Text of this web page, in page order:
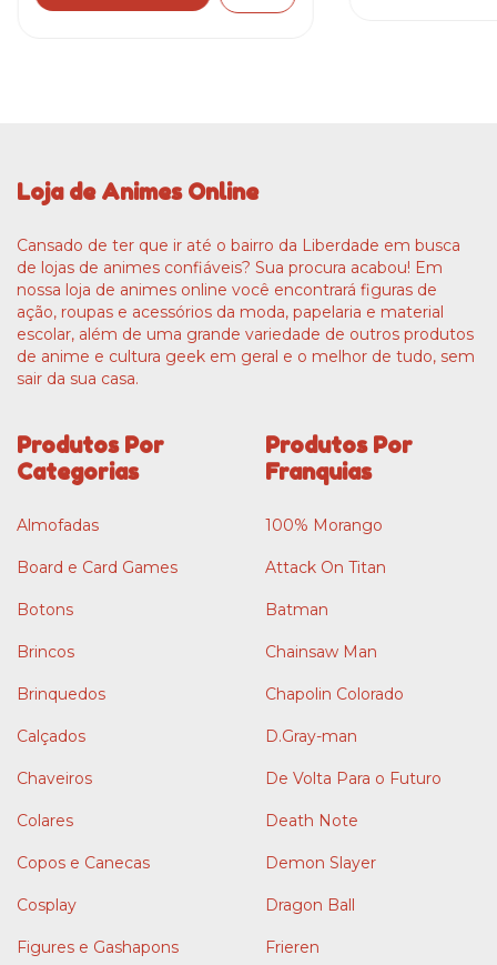
Loja de Animes Online
Cansado de ter que ir até o bairro da Liberdade em busca
de lojas de animes confiáveis? Sua procura acabou! Em
nossa loja de animes online você encontrará figuras de
ação, roupas e acessórios da moda, papelaria e material
escolar, além de uma grande variedade de outros produtos
de anime e cultura geek em geral e o melhor de tudo, sem
sair da sua casa.
Produtos Por
Categorias
Almofadas
Board e Card Games
Botons
Brincos
Brinquedos
Calçados
Chaveiros
Colares
Copos e Canecas
Cosplay
Figures e Gashapons
Produtos Por
Franquias
100% Morango
Attack On Titan
Batman
Chainsaw Man
Chapolin Colorado
D.Gray-man
De Volta Para o Futuro
Death Note
Demon Slayer
Dragon Ball
Frieren